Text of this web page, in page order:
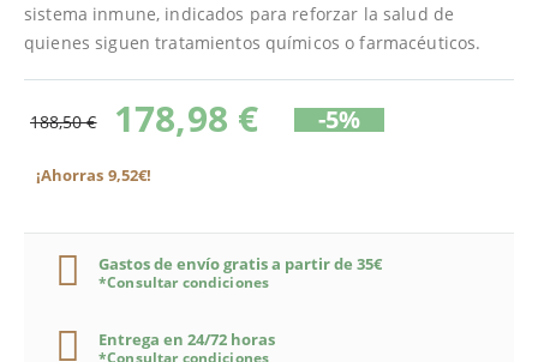
sistema inmune, indicados para reforzar la salud de
quienes siguen tratamientos químicos o farmacéuticos.
188,50 € 178,98 € -5%
¡Ahorras 9,52€!
Gastos de envío gratis a partir de 35€
*Consultar condiciones
Entrega en 24/72 horas
*Consultar condiciones